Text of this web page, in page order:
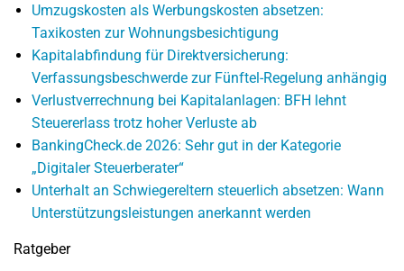
Umzugskosten als Werbungskosten absetzen:
Taxikosten zur Wohnungsbesichtigung
Kapitalabfindung für Direktversicherung:
Verfassungsbeschwerde zur Fünftel-Regelung anhängig
Verlustverrechnung bei Kapitalanlagen: BFH lehnt
Steuererlass trotz hoher Verluste ab
BankingCheck.de 2026: Sehr gut in der Kategorie
„Digitaler Steuerberater“
Unterhalt an Schwiegereltern steuerlich absetzen: Wann
Unterstützungsleistungen anerkannt werden
Ratgeber